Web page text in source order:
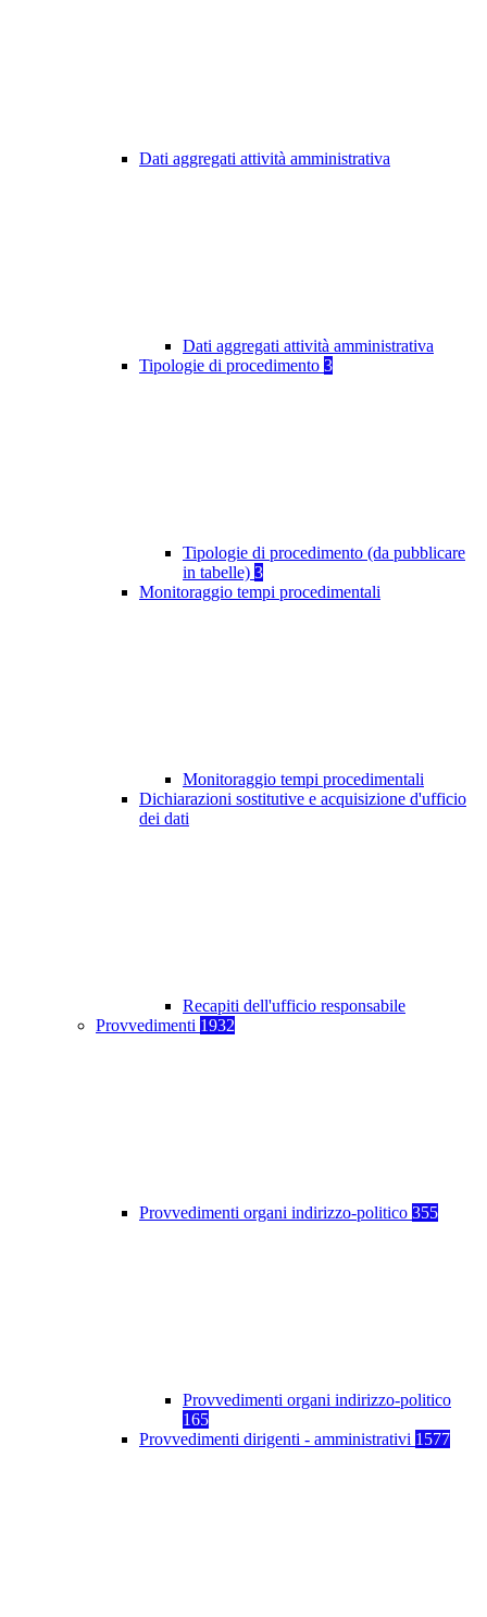
Dati aggregati attività amministrativa
Dati aggregati attività amministrativa
Tipologie di procedimento 3
Tipologie di procedimento (da pubblicare
in tabelle) 3
Monitoraggio tempi procedimentali
Monitoraggio tempi procedimentali
Dichiarazioni sostitutive e acquisizione d'ufficio
dei dati
Recapiti dell'ufficio responsabile
Provvedimenti 1932
Provvedimenti organi indirizzo-politico 355
Provvedimenti organi indirizzo-politico
165
Provvedimenti dirigenti - amministrativi 1577